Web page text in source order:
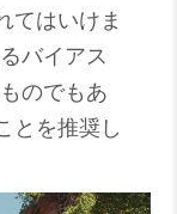
てはいけま
バイアス
のでもあ
とを推奨し